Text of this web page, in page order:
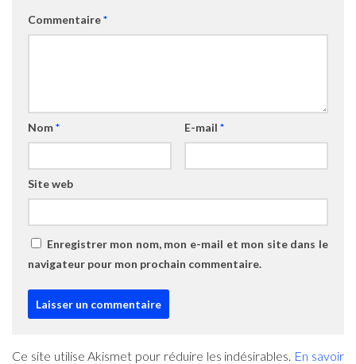
Commentaire*
Nom* E-mail *
Site web
Enregistrer mon nom, mon e-mail et mon site dans le
navigateur pour mon prochain commentaire.
Ce site utilise Akismet pour réduire les indésirables. En savoir